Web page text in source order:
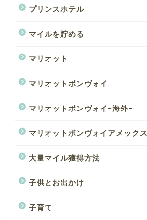
プリンスホテル
マイルを貯める
マリオット
マリオットボンヴォイ
マリオットボンヴォイｰ海外ｰ
マリオットボンヴォイアメックス
大量マイル獲得方法
子供とお出かけ
子育て